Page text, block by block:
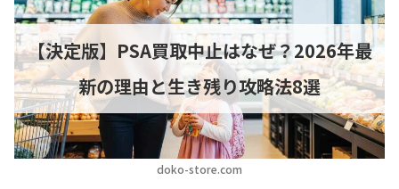
doko-store.com
【決定版】PSA買取中止はなぜ？2026年最
新の理由と生き残り攻略法8選